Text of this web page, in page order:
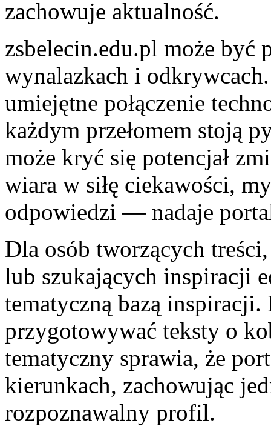
zachowuje aktualność.
zsbelecin.edu.pl może być
wynalazkach i
umiejętne połączenie
każdym przełomem stoją
może kryć się potencjał
wiara w siłę ciekawości,
odpowiedzi — nadaje
Dla osób tworzących
lub szukających inspiracji
tematyczną bazą
przygotowywać teksty o
tematyczny sprawia, że
kierunkach, zachowując
rozpoznawalny profil.